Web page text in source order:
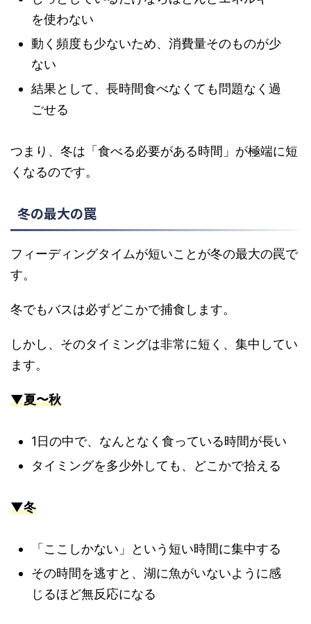
を使わない
動く頻度も少ないため、消費量そのものが少
ない
結果として、長時間食べなくても問題なく過
ごせる
つまり、冬は「食べる必要がある時間」が極端に短
くなるのです。
冬の最大の罠
フィーディングタイムが短いことが冬の最大の罠で
す。
冬でもバスは必ずどこかで捕食します。
しかし、そのタイミングは非常に短く、集中してい
ます。
▼夏〜秋
1日の中で、なんとなく食っている時間が長い
タイミングを多少外しても、どこかで拾える
▼冬
「ここしかない」という短い時間に集中する
その時間を逃すと、湖に魚がいないように感
じるほど無反応になる